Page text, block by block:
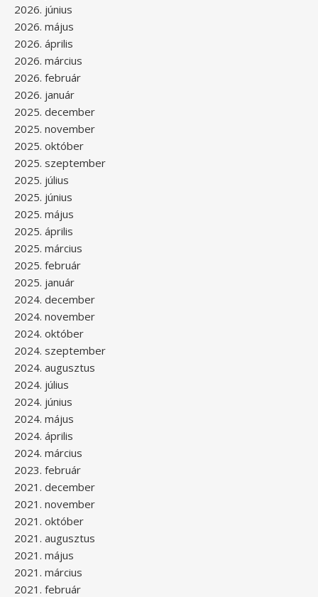
2026. június
2026. május
2026. április
2026. március
2026. február
2026. január
2025. december
2025. november
2025. október
2025. szeptember
2025. július
2025. június
2025. május
2025. április
2025. március
2025. február
2025. január
2024. december
2024. november
2024. október
2024. szeptember
2024. augusztus
2024. július
2024. június
2024. május
2024. április
2024. március
2023. február
2021. december
2021. november
2021. október
2021. augusztus
2021. május
2021. március
2021. február